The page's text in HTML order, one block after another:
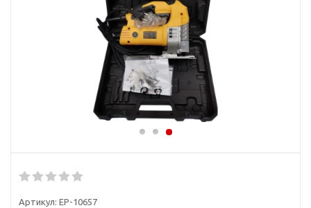
Артикул: EP-10657